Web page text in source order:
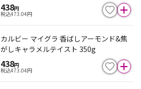
438円
税込473.04円
カルビー マイグラ 香ばしアーモンド&焦
がしキャラメルテイスト 350g
438円
税込473.04円